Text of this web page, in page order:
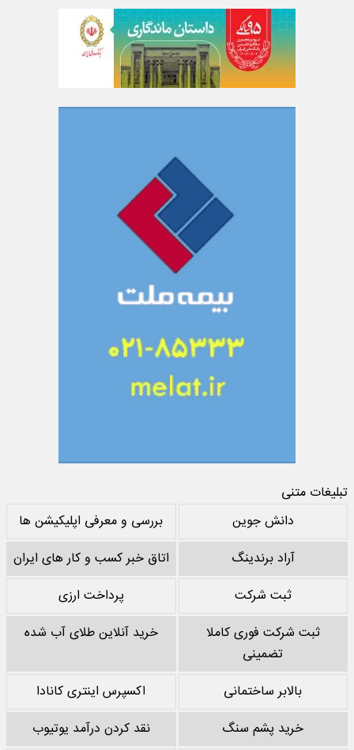
تبلیغات متنی
دانش جوین
بررسی و معرفی اپلیکیشن ها
آراد برندینگ
اتاق خبر کسب و کار های ایران
ثبت شرکت
پرداخت ارزی
ثبت شرکت فوری کاملا
تضمینی
خرید آنلاین طلای آب شده
بالابر ساختمانی
اکسپرس اینتری کانادا
خرید پشم سنگ
نقد کردن درآمد یوتیوب